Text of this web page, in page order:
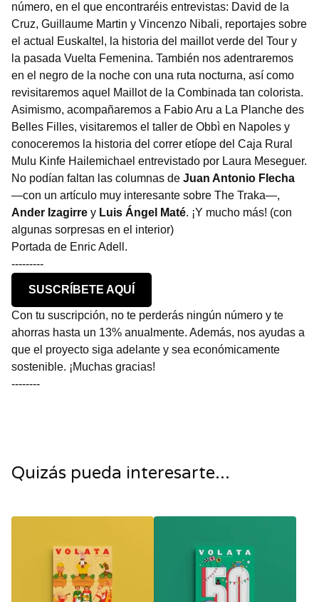
número, en el que encontraréis entrevistas: David de la
Cruz, Guillaume Martin y Vincenzo Nibali, reportajes sobre
el actual Euskaltel, la historia del maillot verde del Tour y
la pasada Vuelta Femenina. También nos adentraremos
en el negro de la noche con una ruta nocturna, así como
revisitaremos aquel Maillot de la Combinada tan colorista.
Asimismo, acompañaremos a Fabio Aru a La Planche des
Belles Filles, visitaremos el taller de Obbì en Napoles y
conoceremos la historia del correr etíope del Caja Rural
Mulu Kinfe Hailemichael entrevistado por Laura Meseguer.
No podían faltan las columnas de Juan Antonio Flecha
—con un artículo muy interesante sobre The Traka—,
Ander Izagirre y Luis Ángel Maté. ¡Y mucho más! (con
algunas sorpresas en el interior)
Portada de Enric Adell.
---------
SUSCRÍBETE AQUÍ
Con tu suscripción, no te perderás ningún número y te
ahorras hasta un 13% anualmente. Además, nos ayudas a
que el proyecto siga adelante y sea económicamente
sostenible. ¡Muchas gracias!
--------
Quizás pueda interesarte...